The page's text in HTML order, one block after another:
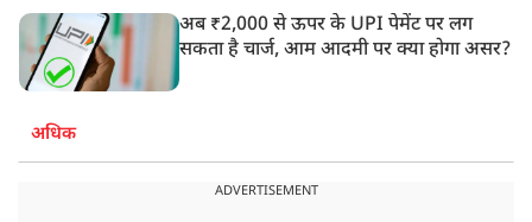
अब ₹2,000 से ऊपर के UPI पेमेंट पर लग
सकता है चार्ज, आम आदमी पर क्या होगा असर?
अधिक
ADVERTISEMENT